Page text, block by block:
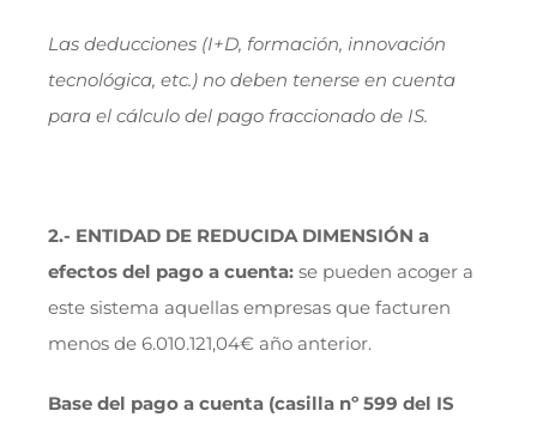
Las deducciones (I+D, formación, innovación
tecnológica, etc.) no deben tenerse en cuenta
para el cálculo del pago fraccionado de IS.
2.- ENTIDAD DE REDUCIDA DIMENSIÓN a
efectos del pago a cuenta: se pueden acoger a
este sistema aquellas empresas que facturen
menos de 6.010.121,04€ año anterior.
Base del pago a cuenta (casilla nº 599 del IS